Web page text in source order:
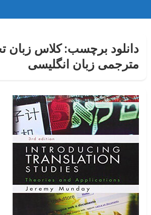
دانلود برچسب:کلاس
مترجمی زبان انگلیسی